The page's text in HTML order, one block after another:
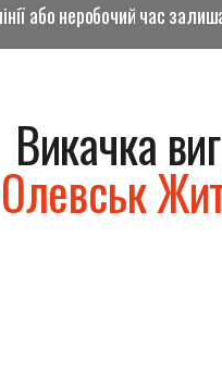
або неробочий час
Викачка
Олевськ